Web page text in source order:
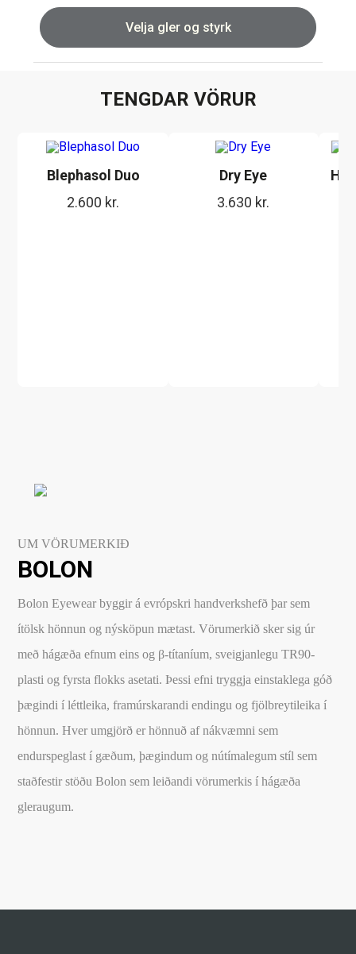
Linsuvökvi
Augndropar/gervitár
Augnhvílur
Gleraugnaklútar og sprey
Stækkunargler
Velja gler og styrk
TENGDAR VÖRUR
Blephasol Duo
2.600 kr.
Dry Eye
3.630 kr.
UM VÖRUMERKIÐ
BOLON
Bolon Eyewear byggir á evrópskri handverkshefð þar sem
ítölsk hönnun og nýsköpun mætast. Vörumerkið sker sig úr
með hágæða efnum eins og β-títaníum, sveigjanlegu TR90-
plasti og fyrsta flokks asetati. Þessi efni tryggja einstaklega góð
þægindi í léttleika, framúrskarandi endingu og fjölbreytileika í
hönnun. Hver umgjörð er hönnuð af nákvæmni sem
endurspeglast í gæðum, þægindum og nútímalegum stíl sem
staðfestir stöðu Bolon sem leiðandi vörumerkis í hágæða
gleraugum.